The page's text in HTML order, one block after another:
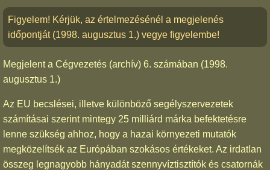
Figyelem! Kérjük, az értelmezésénél a megjelenés
időpontját (1998. augusztus 1.) vegye figyelembe!
Megjelent a Cégvezetés (archív) 6. számában (1998.
augusztus 1.)
Az EU becslései, illetve különböző segélyszervezetek
számításai szerint mintegy 25 milliárd márka befektetésre
lenne szükség ahhoz, hogy a hazai környezeti mutatók
megközelítsék az Európában szokásos értékeket. Az irdatlan
összeg legnagyobb hányadát szennyvíztisztítók és csatornák